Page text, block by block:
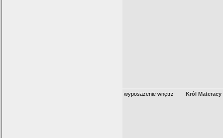
wyposażenie wnętrz Król Materacy